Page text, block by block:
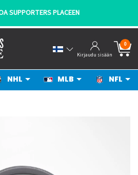
SUPPORTERS PLACEEN
Kirjaudu sisään
0
NHL MLB NFL